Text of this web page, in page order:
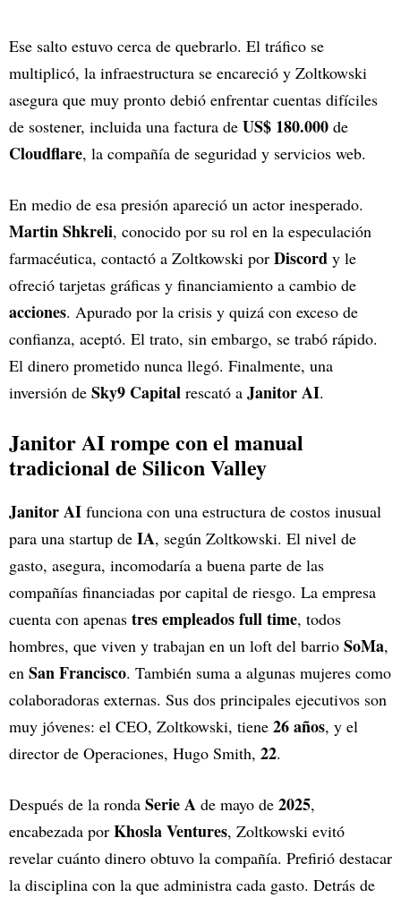
Ese salto estuvo cerca de quebrarlo. El tráfico se
multiplicó, la infraestructura se encareció y Zoltkowski
asegura que muy pronto debió enfrentar cuentas difíciles
de sostener, incluida una factura de US$ 180.000 de
Cloudflare, la compañía de seguridad y servicios web.
En medio de esa presión apareció un actor inesperado.
Martin Shkreli, conocido por su rol en la especulación
farmacéutica, contactó a Zoltkowski por Discord y le
ofreció tarjetas gráficas y financiamiento a cambio de
acciones. Apurado por la crisis y quizá con exceso de
confianza, aceptó. El trato, sin embargo, se trabó rápido.
El dinero prometido nunca llegó. Finalmente, una
inversión de Sky9 Capital rescató a Janitor AI.
Janitor AI rompe con el manual
tradicional de Silicon Valley
Janitor AI funciona con una estructura de costos inusual
para una startup de IA, según Zoltkowski. El nivel de
gasto, asegura, incomodaría a buena parte de las
compañías financiadas por capital de riesgo. La empresa
cuenta con apenas tres empleados full time, todos
hombres, que viven y trabajan en un loft del barrio SoMa,
en San Francisco. También suma a algunas mujeres como
colaboradoras externas. Sus dos principales ejecutivos son
muy jóvenes: el CEO, Zoltkowski, tiene 26 años, y el
director de Operaciones, Hugo Smith, 22.
Después de la ronda Serie A de mayo de 2025,
encabezada por Khosla Ventures, Zoltkowski evitó
revelar cuánto dinero obtuvo la compañía. Prefirió destacar
la disciplina con la que administra cada gasto. Detrás de